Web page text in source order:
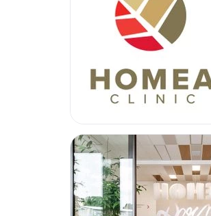
Využíváme široké spektrum
terapie, chemických peelingů,
léčebných světel a kosmetiky
individuálně, a proto je zásadní
zhodnotí stav kůže, zdravotní
vytvoří personalizovaný plán léčby,
postupů pro dosažení co nejlepších
V estetické a korektivní dermatologii
estetický modulpro detailní
pigmentací, stavu žilek v podkoží,
návrhem vhodného ošetření a
vyšetření poruchy růstu vlasů
Tricholab, krevní testy a DNA